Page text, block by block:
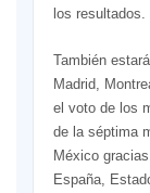
los resultados.
También
Madrid,
el voto de los
de la séptima
México
España,